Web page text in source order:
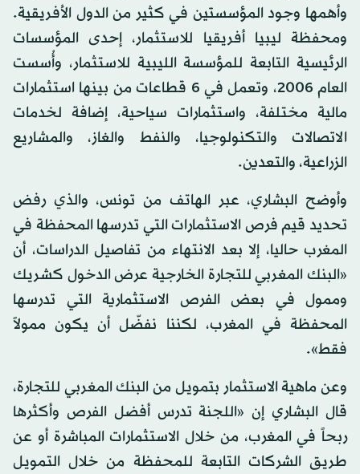
وأهمها وجود المؤسستين في كثير من الدول الأفريقية.
ومحفظة ليبيا أفريقيا للاستثمار، إحدى المؤسسات
الرئيسية التابعة للمؤسسة الليبية للاستثمار، وأُسست
العام 2006، وتعمل في 6 قطاعات من بينها استثمارات
مالية مختلفة، واستثمارات سياحية، إضافة لخدمات
الاتصالات والتكنولوجيا، والنفط والغاز، والمشاريع
الزراعية، والتعدين.
وأوضح البشاري، عبر الهاتف من تونس، والذي رفض
تحديد قيم فرص الاستثمارات التي تدرسها المحفظة في
المغرب حاليا، إلا بعد الانتهاء من تفاصيل الدراسات، أن
«البنك المغربي للتجارة الخارجية عرض الدخول كشريك
وممول في بعض الفرص الاستثمارية التي تدرسها
المحفظة في المغرب، لكننا نفضّل أن يكون ممولاً
فقط».
وعن ماهية الاستثمار بتمويل من البنك المغربي للتجارة،
قال البشاري إن «اللجنة تدرس أفضل الفرص وأكثرها
ربحاً في المغرب، من خلال الاستثمارات المباشرة أو عن
طريق الشركات التابعة للمحفظة من خلال التمويل